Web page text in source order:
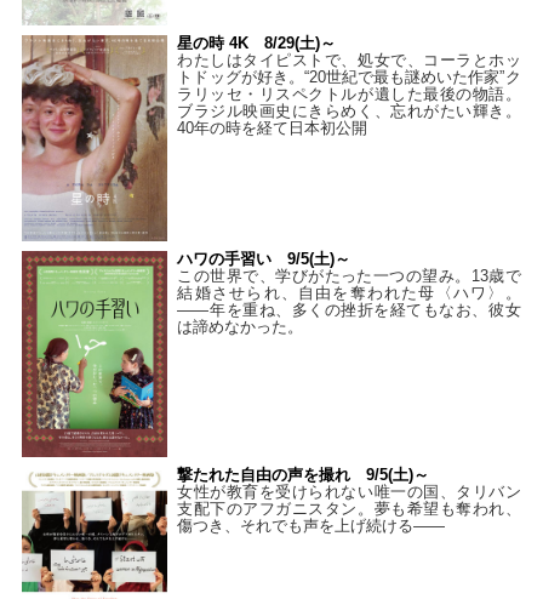
星の時 4K 8/29(土)～
わたしはタイピストで、処⼥で、コーラとホッ
トドッグが好き。“20世紀で最も謎めいた作家”ク
ラリッセ・リスペクトルが遺した最後の物語。
ブラジル映画史にきらめく、忘れがたい輝き。
40年の時を経て⽇本初公開
ハワの手習い 9/5(土)～
この世界で、学びがたった一つの望み。13歳で
結婚させられ、自由を奪われた母〈ハワ〉。
——年を重ね、多くの挫折を経てもなお、彼女
は諦めなかった。
撃たれた自由の声を撮れ 9/5(土)～
女性が教育を受けられない唯一の国、タリバン
支配下のアフガニスタン。夢も希望も奪われ、
傷つき、それでも声を上げ続ける——